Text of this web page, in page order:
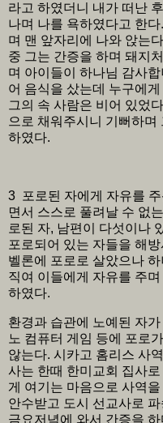
라고 하였더니 내가 떠난
나며 나를 욕하였다고 한
며 맨 앞자리에 나와 앉는
중 그는 간증을 하며 돼지
며 아이들이 하나님 감사
어 음식을 샀는데 누구에
그의 속 사람은 비어 있었
으로 채워주시니 기뻐하며
하였다.
3 포로된 자에게 자유를
면서 스스로 풀려날 수 없
로된 자, 남편이 다섯이나
포로되어 있는 자들을 해
벨론에 포로로 살았으나
직여 이들에게 자유를 주
하였다.
환경과 습관에 노예된 자
노 컴퓨터 게임 등에 포로
않는다. 시카고 홈리스 사
사는 한때 한미교회 집사
게 여기는 마음으로 사역
안수받고 도시 선교사로
금요저녁에 와서 간증을